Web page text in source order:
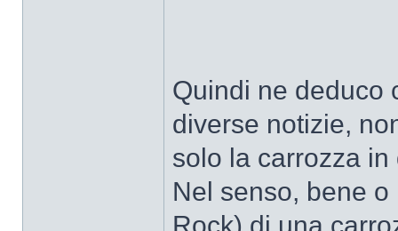
Quindi ne deduco
diverse notizie,
solo la carrozza in
Nel senso, bene